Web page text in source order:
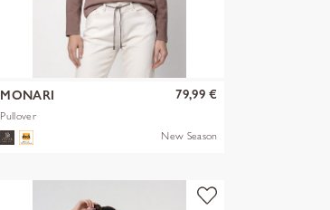
MONARI
Pullover
79,99 €
New Season